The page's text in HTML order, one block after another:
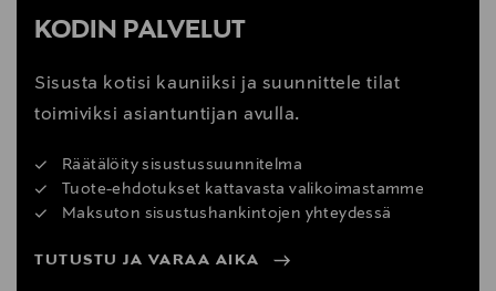
KODIN PALVELUT
Sisusta kotisi kauniiksi ja suunnittele tilat
toimiviksi asiantuntijan avulla.
Räätälöity sisustussuunnitelma
Tuote-ehdotukset kattavasta valikoimastamme
Maksuton sisustushankintojen yhteydessä
TUTUSTU JA VARAA AIKA